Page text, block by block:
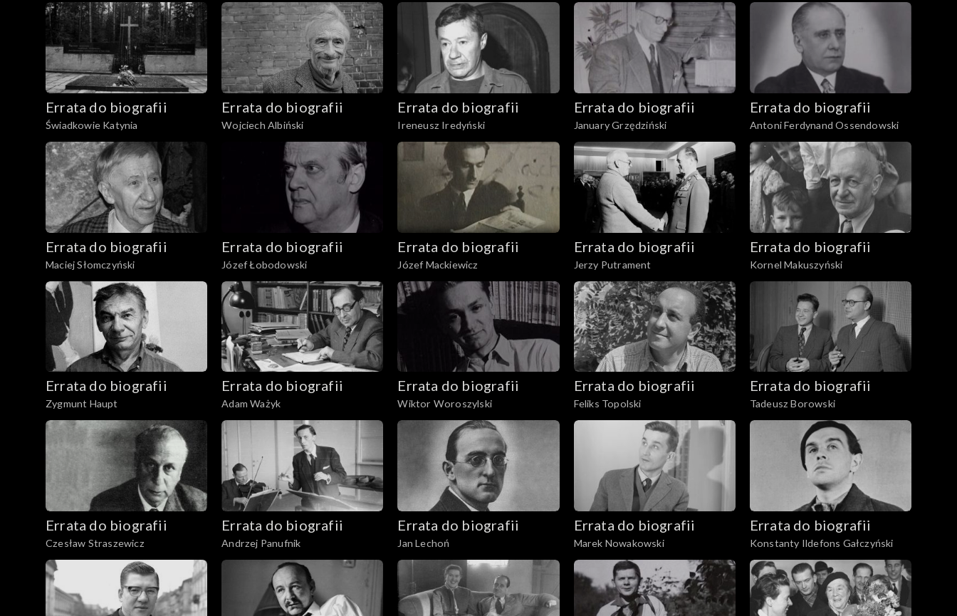
Errata do biografii
Świadkowie Katynia
Errata do biografii
Wojciech Albiński
Errata do biografii
Ireneusz Iredyński
Errata do biografii
January Grzędziński
Errata do biografii
Antoni Ferdynand Ossendowski
Errata do biografii
Maciej Słomczyński
Errata do biografii
Józef Łobodowski
Errata do biografii
Józef Mackiewicz
Errata do biografii
Jerzy Putrament
Errata do biografii
Kornel Makuszyński
Errata do biografii
Zygmunt Haupt
Errata do biografii
Adam Ważyk
Errata do biografii
Wiktor Woroszylski
Errata do biografii
Feliks Topolski
Errata do biografii
Tadeusz Borowski
Errata do biografii
Czesław Straszewicz
Errata do biografii
Andrzej Panufnik
Errata do biografii
Jan Lechoń
Errata do biografii
Marek Nowakowski
Errata do biografii
Konstanty Ildefons Gałczyński